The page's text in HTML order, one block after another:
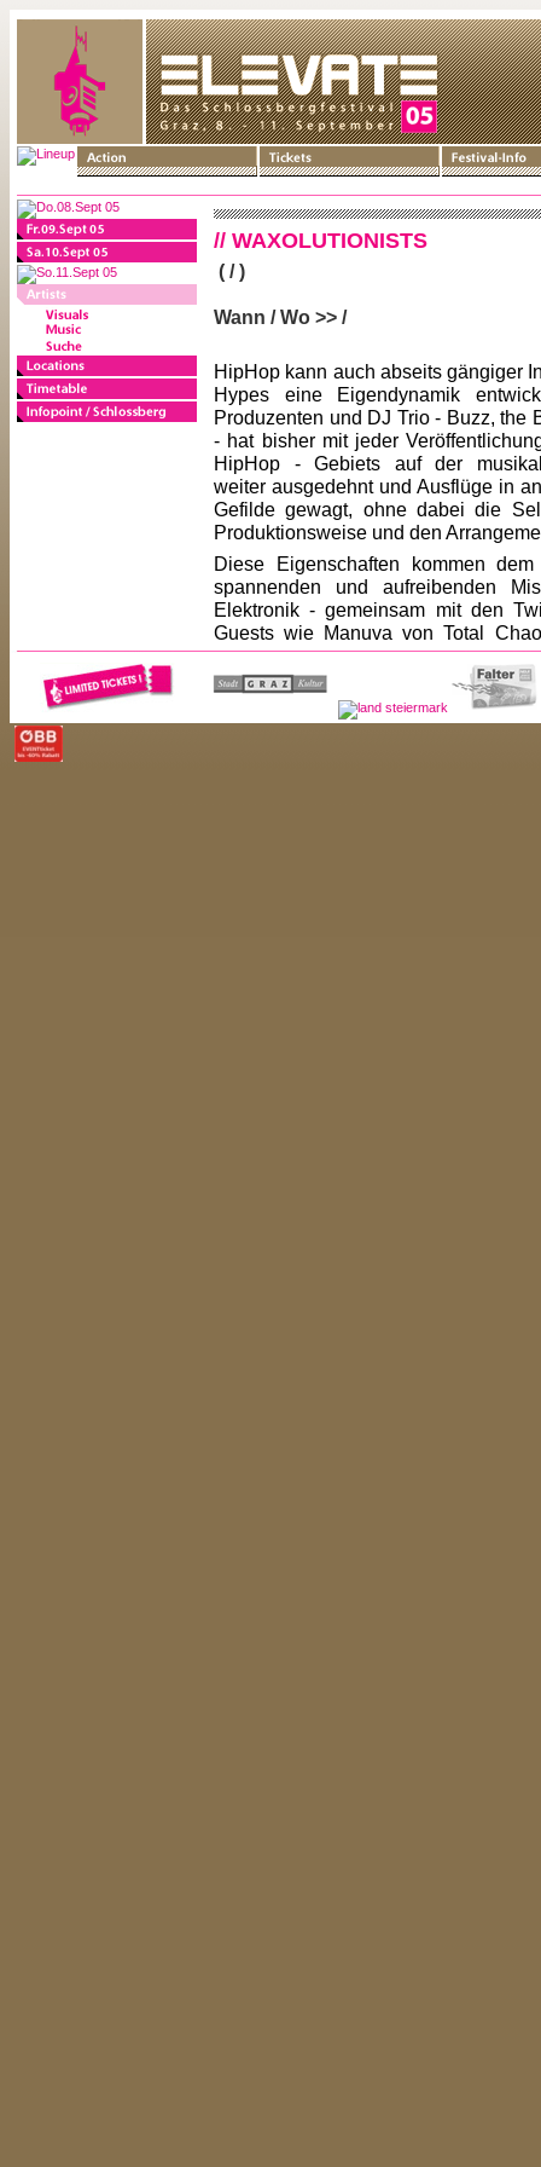
// WAXOLUTIONISTS
( / )
Wann / Wo >> /
HipHop kann auch abseits gängiger
Hypes eine Eigendynamik
Produzenten und DJ Trio - Buzz, the
- hat bisher mit jeder
HipHop - Gebiets auf der
weiter ausgedehnt und Ausflüge in
Gefilde gewagt, ohne dabei die
Produktionsweise und den
Diese Eigenschaften kommen
spannenden und aufreibenden
Elektronik - gemeinsam mit den
Guests wie Manuva von Total
Johannes Specht, spricht dieses
Abwechslung.